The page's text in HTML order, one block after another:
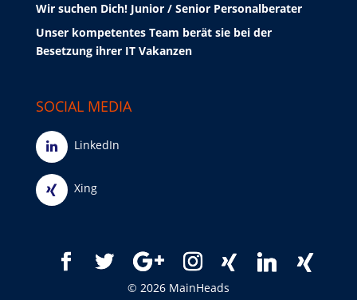
Wir suchen Dich! Junior / Senior Personalberater
Unser kompetentes Team berät sie bei der
Besetzung ihrer IT Vakanzen
SOCIAL MEDIA
LinkedIn
Xing
© 2026 MainHeads